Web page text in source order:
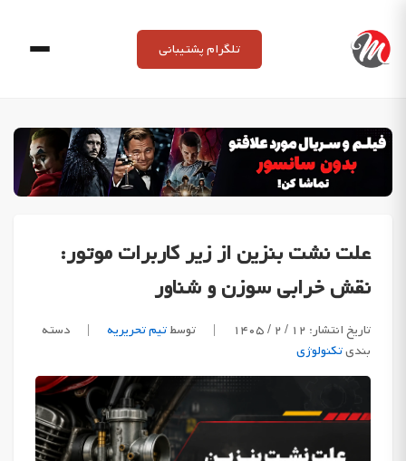
content
تلگرام پشتیبانی
علت نشت بنزین از زیر کاربرات موتور:
نقش خرابی سوزن و شناور
تاریخ انتشار: ۱۲ / ۲ / ۱۴۰۵ | توسطتیم تحریریه |
دسته
بندیتکنولوژی